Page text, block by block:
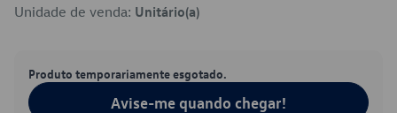
Unidade de venda: Unitário(a)
Produto temporariamente esgotado.
Avise-me quando chegar!